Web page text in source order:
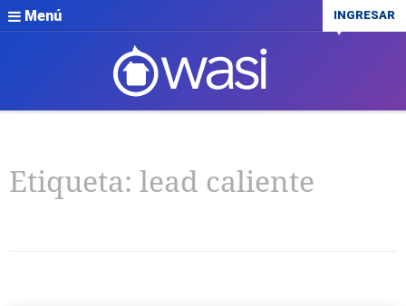
Menú INGRESAR
Etiqueta: lead caliente